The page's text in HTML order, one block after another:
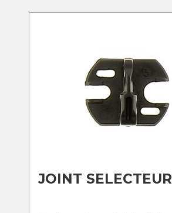
JOINT SELECTEUR